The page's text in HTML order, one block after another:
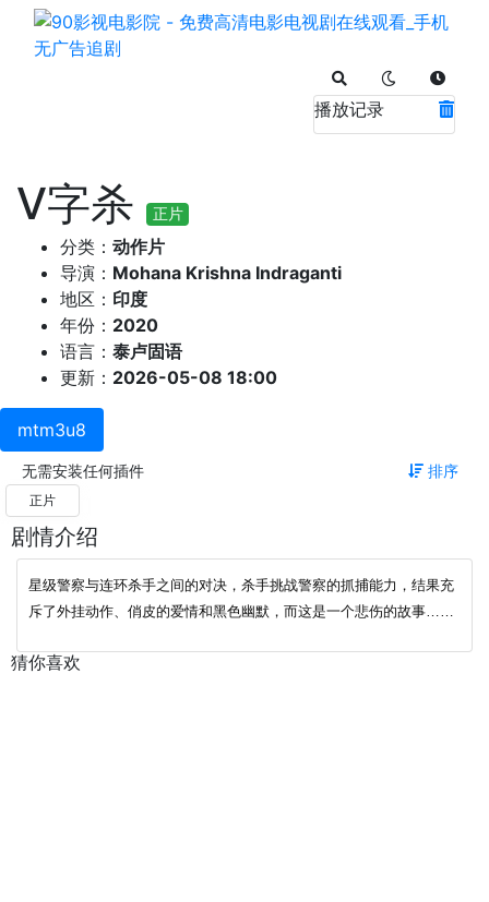
播放记录
V字杀 正片
分类： 动作片
导演： Mohana Krishna Indraganti
地区： 印度
年份： 2020
语言： 泰卢固语
更新： 2026-05-08 18:00
mtm3u8
无需安装任何插件 排序
正片
剧情介绍
星级警察与连环杀手之间的对决，杀手挑战警察的抓捕能力，结果充
斥了外挂动作、俏皮的爱情和黑色幽默，而这是一个悲伤的故事……
猜你喜欢